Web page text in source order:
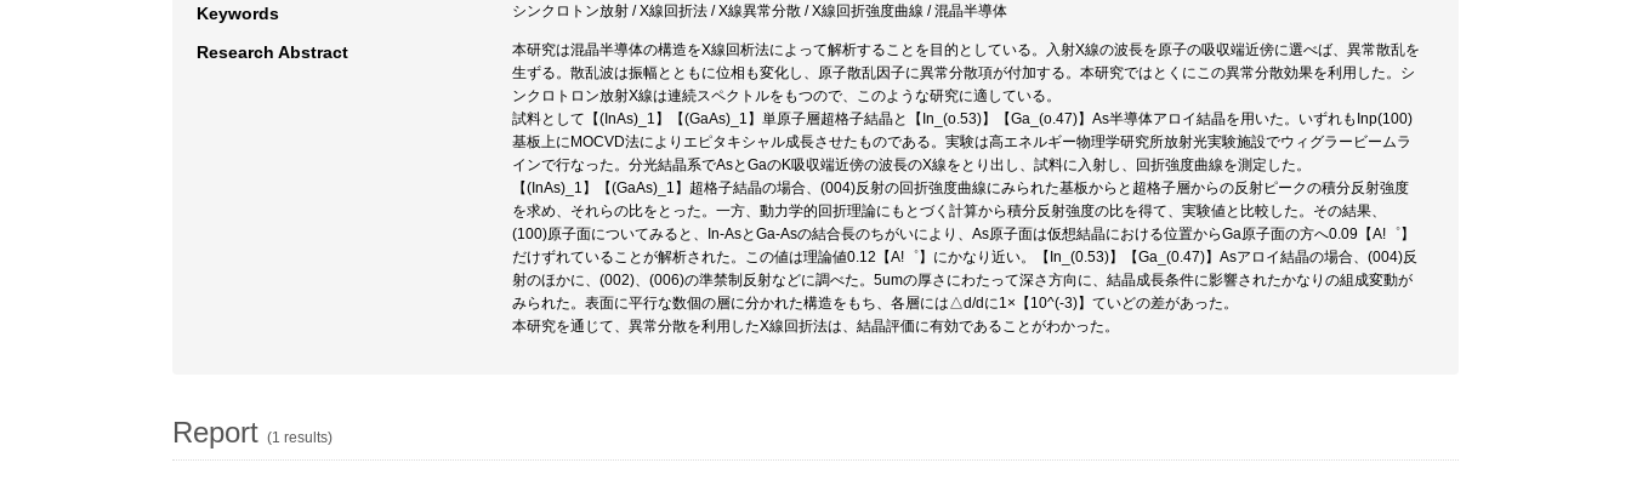
Keywords シンクロトン放射 / X線回折法 / X線異常分散 / X線回折強度曲線 / 混晶半導体
Research Abstract
本研究は混晶半導体の構造をX線回析法によって解析することを目的としている。入射X線の波長を原子の吸収端近傍に選べば、異常散乱を
生ずる。散乱波は振幅とともに位相も変化し、原子散乱因子に異常分散項が付加する。本研究ではとくにこの異常分散効果を利用した。シ
ンクロトロン放射X線は連続スペクトルをもつので、このような研究に適している。
試料として【(InAs)_1】【(GaAs)_1】単原子層超格子結晶と【In_(o.53)】【Ga_(o.47)】As半導体アロイ結晶を用いた。いずれもInp(100)
基板上にMOCVD法によりエピタキシャル成長させたものである。実験は高エネルギー物理学研究所放射光実験施設でウィグラービームラ
インで行なった。分光結晶系でAsとGaのK吸収端近傍の波長のX線をとり出し、試料に入射し、回折強度曲線を測定した。
【(InAs)_1】【(GaAs)_1】超格子結晶の場合、(004)反射の回折強度曲線にみられた基板からと超格子層からの反射ピークの積分反射強度
を求め、それらの比をとった。一方、動力学的回折理論にもとづく計算から積分反射強度の比を得て、実験値と比較した。その結果、
(100)原子面についてみると、In-AsとGa-Asの結合長のちがいにより、As原子面は仮想結晶における位置からGa原子面の方へ0.09【A!゜】
だけずれていることが解析された。この値は理論値0.12【A!゜】にかなり近い。【In_(0.53)】【Ga_(0.47)】Asアロイ結晶の場合、(004)反
射のほかに、(002)、(006)の準禁制反射などに調べた。5umの厚さにわたって深さ方向に、結晶成長条件に影響されたかなりの組成変動が
みられた。表面に平行な数個の層に分かれた構造をもち、各層には△d/dに1×【10^(-3)】ていどの差があった。
本研究を通じて、異常分散を利用したX線回折法は、結晶評価に有効であることがわかった。
Report (1 results)